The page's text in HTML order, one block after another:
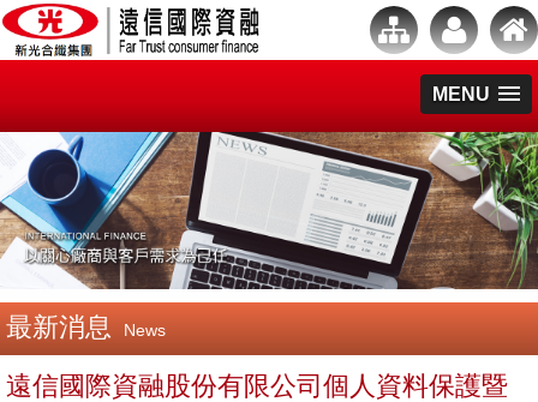
MENU
最新消息 News
遠信國際資融股份有限公司個人資料保護暨